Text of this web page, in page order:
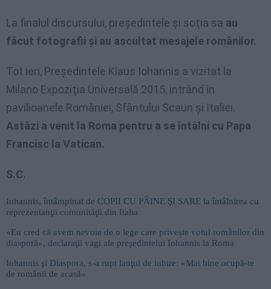
La finalul discursului, preşedintele şi soţia sa au
făcut fotografii şi au ascultat mesajele românilor.
Tot ieri, Preşedintele Klaus Iohannis a vizitat la
Milano Expoziţia Universală 2015, intrând în
pavilioanele României, Sfântului Scaun şi Italiei.
Astăzi a venit la Roma pentru a se întâlni cu Papa
Francisc la Vatican.
S.C.
Iohannis, întâmpinat de COPII CU PÂINE ŞI SARE la întâlnirea cu
reprezentanţii comunităţii din Italia
«Eu cred că avem nevoie de o lege care privește votul românilor din
diasporă», declaraţii vagi ale preşedintelui Iohannis la Roma
Iohannis şi Diaspora, s-a rupt lanţul de iubire: «Mai bine ocupă-te
de românii de acasă»